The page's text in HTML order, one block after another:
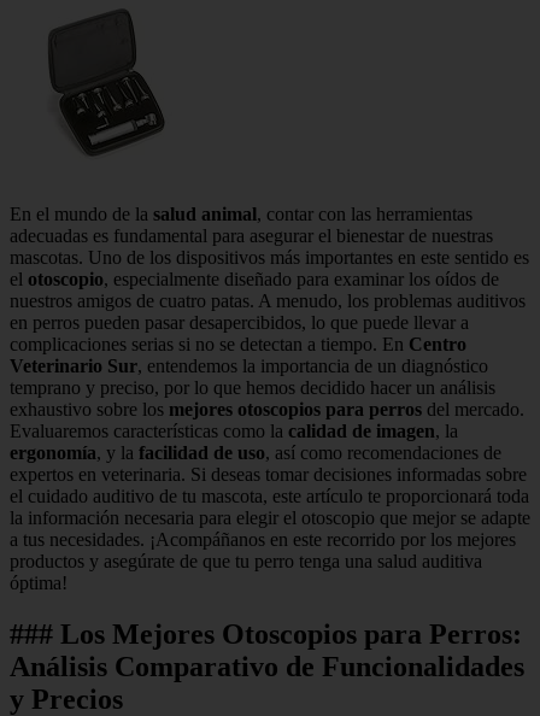
En el mundo de la salud animal, contar con las herramientas
adecuadas es fundamental para asegurar el bienestar de nuestras
mascotas. Uno de los dispositivos más importantes en este sentido es
el otoscopio, especialmente diseñado para examinar los oídos de
nuestros amigos de cuatro patas. A menudo, los problemas auditivos
en perros pueden pasar desapercibidos, lo que puede llevar a
complicaciones serias si no se detectan a tiempo. En Centro
Veterinario Sur, entendemos la importancia de un diagnóstico
temprano y preciso, por lo que hemos decidido hacer un análisis
exhaustivo sobre los mejores otoscopios para perros del mercado.
Evaluaremos características como la calidad de imagen, la
ergonomía, y la facilidad de uso, así como recomendaciones de
expertos en veterinaria. Si deseas tomar decisiones informadas sobre
el cuidado auditivo de tu mascota, este artículo te proporcionará toda
la información necesaria para elegir el otoscopio que mejor se adapte
a tus necesidades. ¡Acompáñanos en este recorrido por los mejores
productos y asegúrate de que tu perro tenga una salud auditiva
óptima!
### Los Mejores Otoscopios para Perros:
Análisis Comparativo de Funcionalidades
y Precios